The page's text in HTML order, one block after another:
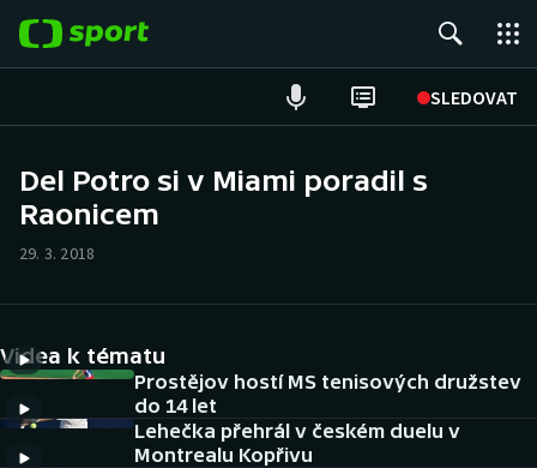
SLEDOVAT
Hokej
Cyklistika
DALŠÍ SPORTY
Del Potro si v Miami poradil s
Raonicem
29. 3. 2018
Videa k tématu
Prostějov hostí MS tenisových družstev
do 14 let
Lehečka přehrál v českém duelu v
Montrealu Kopřivu